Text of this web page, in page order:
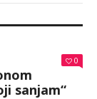
0
sanjam“